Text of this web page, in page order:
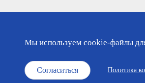
Мы используем cookie-файлы для
Согласиться Политика